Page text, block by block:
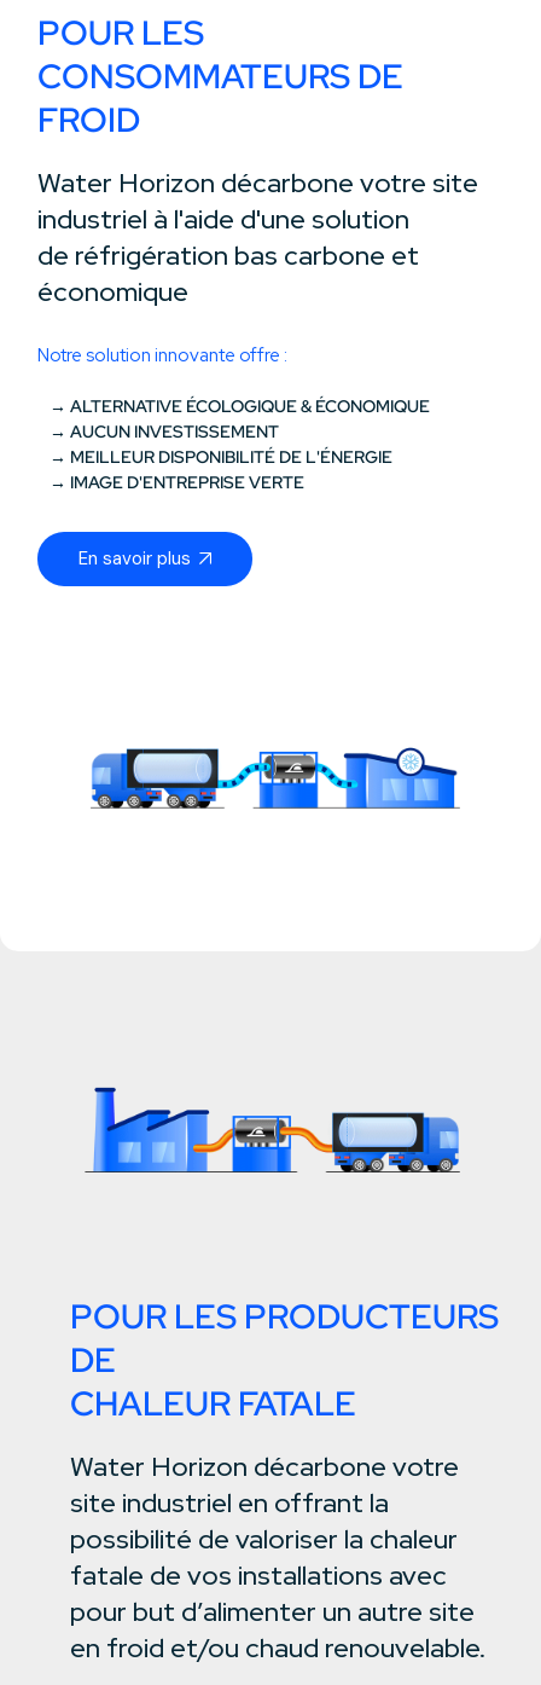
POUR LES
CONSOMMATEURS DE
FROID
Water Horizon décarbone votre site
industriel à l'aide d'une solution
de réfrigération bas carbone et
économique
Notre solution innovante offre :
→ ALTERNATIVE ÉCOLOGIQUE & ÉCONOMIQUE
→ AUCUN INVESTISSEMENT
→ MEILLEUR DISPONIBILITÉ DE L'ÉNERGIE
→ IMAGE D'ENTREPRISE VERTE
En savoir plus
POUR LES PRODUCTEURS
DE
CHALEUR FATALE
Water Horizon décarbone votre
site industriel en offrant la
possibilité de valoriser la chaleur
fatale de vos installations avec
pour but d’alimenter un autre site
en froid et/ou chaud renouvelable.